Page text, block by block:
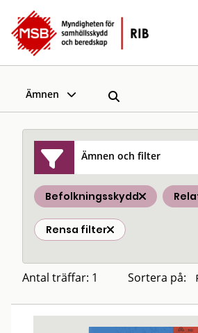
Ämnen
Ämnen och filter
Befolkningsskydd
Rensa filter
Antal träffar: 1 Sortera på: